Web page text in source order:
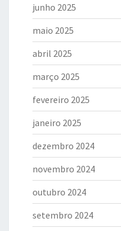
junho 2025
maio 2025
abril 2025
março 2025
fevereiro 2025
janeiro 2025
dezembro 2024
novembro 2024
outubro 2024
setembro 2024